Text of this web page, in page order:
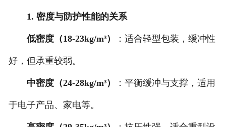
资质荣誉
联系我们
1. 密度与防护性能的关系
低密度（18-23kg/m³） ：适合轻型包装，缓冲性
好，但承重较弱。
中密度（24-28kg/m³） ：平衡缓冲与支撑，适用
于电子产品、家电等。